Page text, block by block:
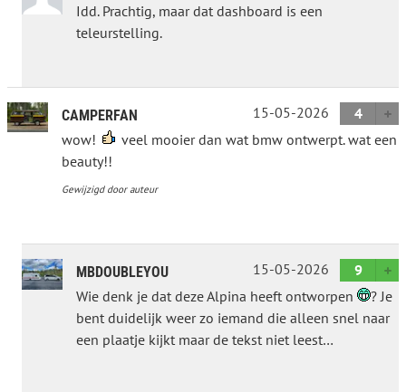
Idd. Prachtig, maar dat dashboard is een
teleurstelling.
CAMPERFAN 15-05-2026
4
wow!
veel mooier dan wat bmw ontwerpt. wat een
beauty!!
Gewijzigd door auteur
MBDOUBLEYOU 15-05-2026
9
Wie denk je dat deze Alpina heeft ontworpen
? Je
bent duidelijk weer zo iemand die alleen snel naar
een plaatje kijkt maar de tekst niet leest…